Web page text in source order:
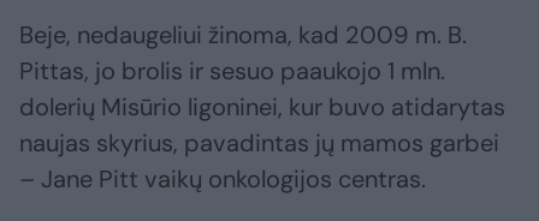
Beje, nedaugeliui žinoma, kad 2009 m. B.
Pittas, jo brolis ir sesuo paaukojo 1 mln.
dolerių Misūrio ligoninei, kur buvo atidarytas
naujas skyrius, pavadintas jų mamos garbei
– Jane Pitt vaikų onkologijos centras.